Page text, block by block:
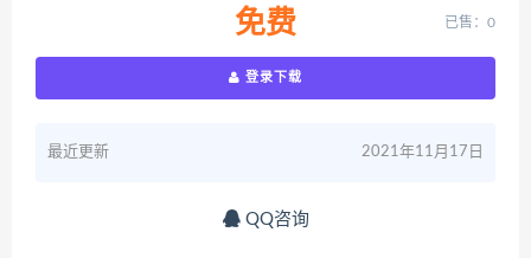
免费 已售：0
登录下载
最近更新 2021年11月17日
QQ咨询